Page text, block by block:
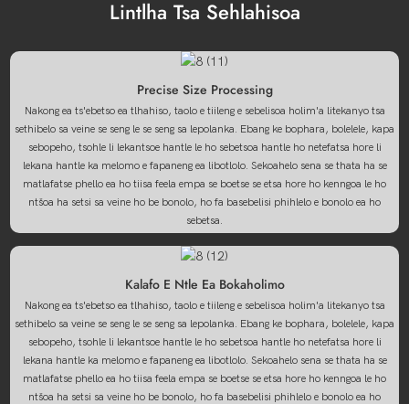
Lintlha Tsa Sehlahisoa
Precise Size Processing
Nakong ea ts'ebetso ea tlhahiso, taolo e tiileng e sebelisoa holim'a litekanyo tsa
sethibelo sa veine se seng le se seng sa lepolanka. Ebang ke bophara, bolelele, kapa
sebopeho, tsohle li lekantsoe hantle le ho sebetsoa hantle ho netefatsa hore li
lekana hantle ka melomo e fapaneng ea libotlolo. Sekoahelo sena se thata ha se
matlafatse phello ea ho tiisa feela empa se boetse se etsa hore ho kenngoa le ho
ntšoa ha setsi sa veine ho be bonolo, ho fa basebelisi phihlelo e bonolo ea ho
sebetsa.
Kalafo E Ntle Ea Bokaholimo
Nakong ea ts'ebetso ea tlhahiso, taolo e tiileng e sebelisoa holim'a litekanyo tsa
sethibelo sa veine se seng le se seng sa lepolanka. Ebang ke bophara, bolelele, kapa
sebopeho, tsohle li lekantsoe hantle le ho sebetsoa hantle ho netefatsa hore li
lekana hantle ka melomo e fapaneng ea libotlolo. Sekoahelo sena se thata ha se
matlafatse phello ea ho tiisa feela empa se boetse se etsa hore ho kenngoa le ho
ntšoa ha setsi sa veine ho be bonolo, ho fa basebelisi phihlelo e bonolo ea ho